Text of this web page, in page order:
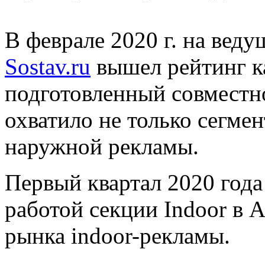
В феврале 2020 г. на
Sostav.ru вышел рейтинг
подготовленный
охватило не только
наружной рекламы.
Первый квартал 2020
работой секции Indoor в
рынка indoor-рекламы.